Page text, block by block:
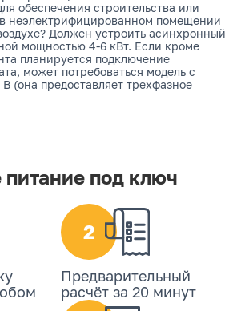
обеспечения строительства или
неэлектрифицированном помещении
Должен устроить асинхронный
мощностью 4-6 кВт. Если кроме
планируется подключение
может потребоваться модель с
(она предоставляет трехфазное
питание под ключ
2
Предварительный
расчёт за 20 минут